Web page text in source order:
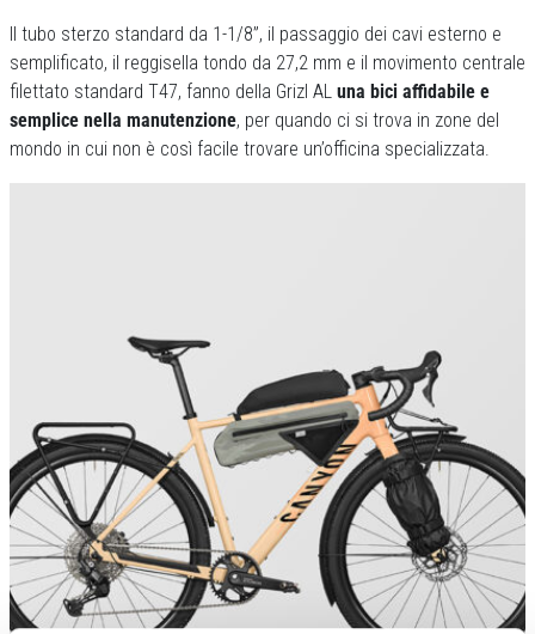
Il tubo sterzo standard da 1-1/8”, il passaggio dei cavi esterno e
semplificato, il reggisella tondo da 27,2 mm e il movimento centrale
filettato standard T47, fanno della Grizl AL una bici affidabile e
semplice nella manutenzione, per quando ci si trova in zone del
mondo in cui non è così facile trovare un’officina specializzata.